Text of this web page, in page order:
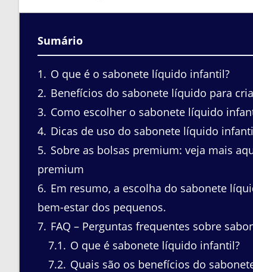
Sumário
1
O que é o sabonete líquido infantil?
2 Benefícios do sabonete líquido para
3 Como escolher o sabonete líquido
4 Dicas de uso do sabonete líquido
5 Sobre as bolsas premium: veja mais
premium
6 Em resumo, a escolha do sabonete
bem-estar dos pequenos.
7 FAQ – Perguntas frequentes sobre
7.1
O que é sabonete líquido infantil?
7.2 Quais são os benefícios do